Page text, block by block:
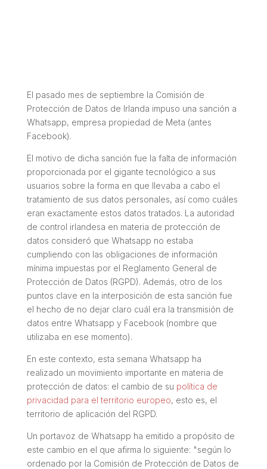
El pasado mes de septiembre la Comisión de
Protección de Datos de Irlanda impuso una sanción a
Whatsapp, empresa propiedad de Meta (antes
Facebook).
El motivo de dicha sanción fue la falta de información
proporcionada por el gigante tecnológico a sus
usuarios sobre la forma en que llevaba a cabo el
tratamiento de sus datos personales, así como cuáles
eran exactamente estos datos tratados. La autoridad
de control irlandesa en materia de protección de
datos consideró que Whatsapp no estaba
cumpliendo con las obligaciones de información
mínima impuestas por el Reglamento General de
Protección de Datos (RGPD). Además, otro de los
puntos clave en la interposición de esta sanción fue
el hecho de no dejar claro cuál era la transmisión de
datos entre Whatsapp y Facebook (nombre que
utilizaba en ese momento).
En este contexto, esta semana Whatsapp ha
realizado un movimiento importante en materia de
protección de datos: el cambio de su política de
privacidad para el territorio europeo, esto es, el
territorio de aplicación del RGPD.
Un portavoz de Whatsapp ha emitido a propósito de
este cambio en el que afirma lo siguiente: "según lo
ordenado por la Comisión de Protección de Datos de